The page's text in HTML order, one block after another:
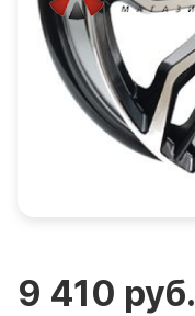
9 410 руб.